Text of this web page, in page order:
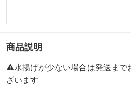
商品説明
⚠️水揚げが少ない場合は発送まで
ざいます